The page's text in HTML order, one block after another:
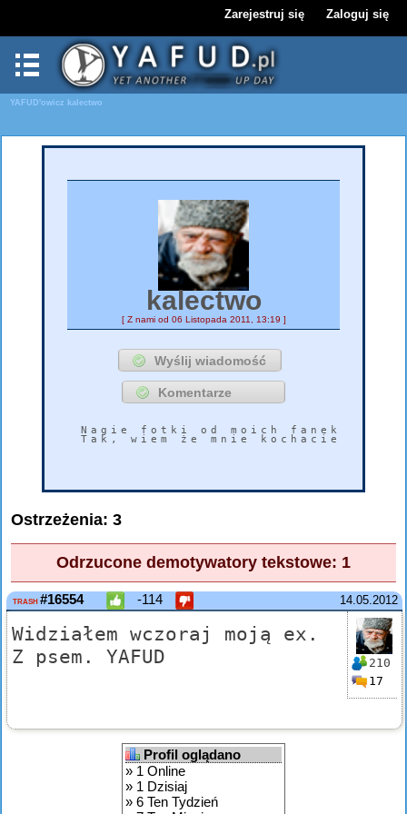
Zarejestruj się Zaloguj się
YAFUD'owicz kalectwo
kalectwo
[ Z nami od 06 Listopada 2011, 13:19 ]
Nagie fotki od moich fanek - na
Tak, wiem że mnie kochacie.
Ostrzeżenia: 3
Odrzucone demotywatory tekstowe: 1
14.05.2012
TRASH #16554 -114
210
17
Widziałem wczoraj moją ex.
Z psem. YAFUD
Profil oglądano
» 1 Online
» 1 Dzisiaj
» 6 Ten Tydzień